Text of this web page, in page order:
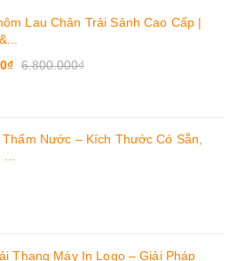
Lau Chân Trải Sảnh Cao Cấp |
6.800.000₫
Nước – Kích Thước Có Sẵn,
Thang Máy In Logo – Giải Pháp